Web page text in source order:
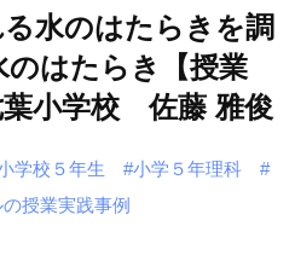
水のはたらきを調
はたらき【授業
葉小学校 佐藤 雅俊
学校５年生 #小学５年理科
#
授業実践事例